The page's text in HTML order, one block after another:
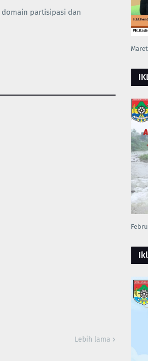
partisipasi dan
Lebih lama